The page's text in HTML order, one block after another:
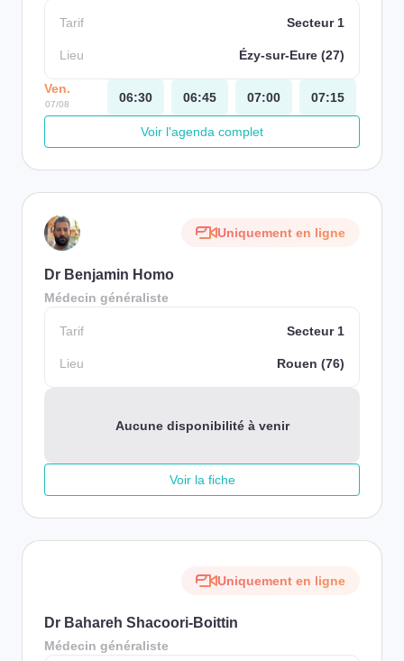
Tarif Secteur 1
Lieu Ézy-sur-Eure (27)
Ven.
07/08 06:30 06:45 07:00 07:15
Voir l'agenda complet
Uniquement en ligne
Dr Benjamin Homo
Médecin généraliste
Tarif Secteur 1
Lieu Rouen (76)
Aucune disponibilité à venir
Voir la fiche
Uniquement en ligne
Dr Bahareh Shacoori-Boittin
Médecin généraliste